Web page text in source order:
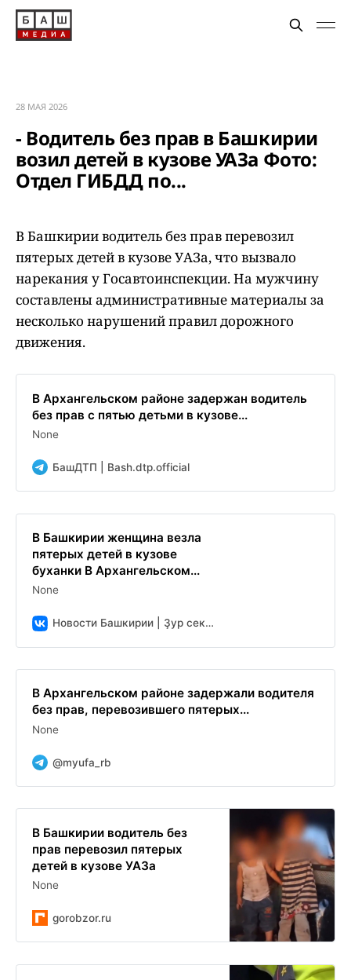
28 МАЯ 2026
- Водитель без прав в Башкирии
возил детей в кузове УАЗа Фото:
Отдел ГИБДД по...
В Башкирии водитель без прав перевозил
пятерых детей в кузове УАЗа, что вызвало
нарекания у Госавтоинспекции. На мужчину
составлены административные материалы за
несколько нарушений правил дорожного
движения.
В Архангельском районе задержан водитель
без прав с пятью детьми в кузове...
None
БашДТП | Bash.dtp.official
В Башкирии женщина везла
пятерых детей в кузове
буханки В Архангельском...
None
Новости Башкирии | Ҙур секрет
В Архангельском районе задержали водителя
без прав, перевозившего пятерых...
None
@myufa_rb
В Башкирии водитель без
прав перевозил пятерых
детей в кузове УАЗа
None
gorobzor.ru